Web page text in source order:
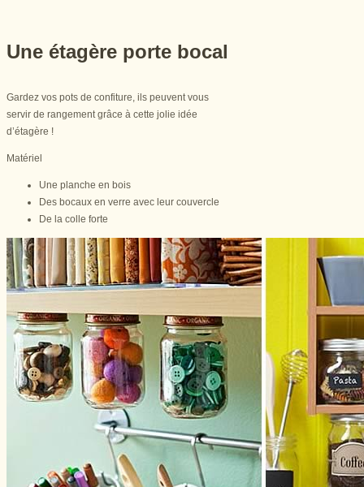
Une étagère porte bocal
Gardez vos pots de confiture, ils peuvent vous
servir de rangement grâce à cette jolie idée
d’étagère !
Matériel
Une planche en bois
Des bocaux en verre avec leur couvercle
De la colle forte